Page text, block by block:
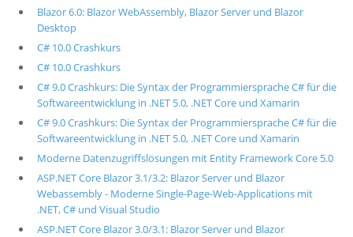
Blazor 6.0: Blazor WebAssembly, Blazor Server und Blazor
Desktop
C# 10.0 Crashkurs
C# 10.0 Crashkurs
C# 9.0 Crashkurs: Die Syntax der Programmiersprache C# für die
Softwareentwicklung in .NET 5.0, .NET Core und Xamarin
C# 9.0 Crashkurs: Die Syntax der Programmiersprache C# für die
Softwareentwicklung in .NET 5.0, .NET Core und Xamarin
Moderne Datenzugriffslösungen mit Entity Framework Core 5.0
ASP.NET Core Blazor 3.1/3.2: Blazor Server und Blazor
Webassembly - Moderne Single-Page-Web-Applications mit
.NET, C# und Visual Studio
ASP.NET Core Blazor 3.0/3.1: Blazor Server und Blazor